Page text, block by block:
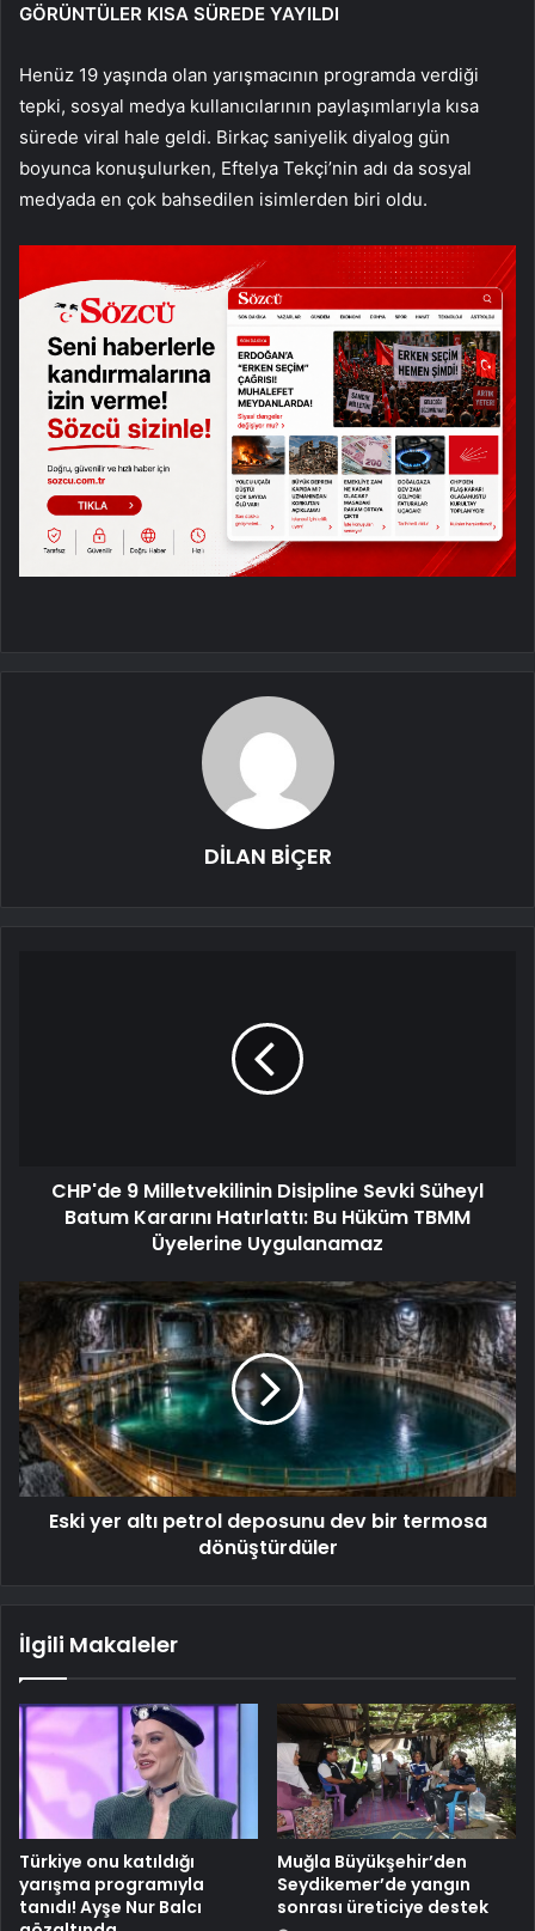
GÖRÜNTÜLER KISA SÜREDE YAYILDI
Henüz 19 yaşında olan yarışmacının programda verdiği
tepki, sosyal medya kullanıcılarının paylaşımlarıyla kısa
sürede viral hale geldi. Birkaç saniyelik diyalog gün
boyunca konuşulurken, Eftelya Tekçi’nin adı da sosyal
medyada en çok bahsedilen isimlerden biri oldu.
DİLAN BİÇER
CHP'de 9 Milletvekilinin Disipline Sevki Süheyl
Batum Kararını Hatırlattı: Bu Hüküm TBMM
Üyelerine Uygulanamaz
Eski yer altı petrol deposunu dev bir termosa
dönüştürdüler
İlgili Makaleler
Türkiye onu katıldığı
yarışma programıyla
tanıdı! Ayşe Nur Balcı
Muğla Büyükşehir’den
Seydikemer’de yangın
sonrası üreticiye destek